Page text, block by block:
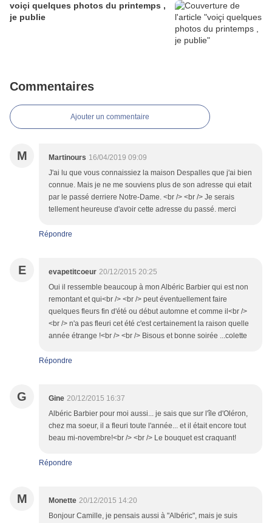
voiçi quelques photos du printemps ,
je publie
Commentaires
Ajouter un commentaire
M Martinours 16/04/2019 09:09
J'ai lu que vous connaissiez la maison Despalles que j'ai bien
connue. Mais je ne me souviens plus de son adresse qui etait
par le passé derriere Notre-Dame. <br /> <br /> Je serais
tellement heureuse d'avoir cette adresse du passé. merci
Répondre
E evapetitcoeur 20/12/2015 20:25
Oui il ressemble beaucoup à mon Albéric Barbier qui est non
remontant et qui<br /> <br /> peut éventuellement faire
quelques fleurs fin d'été ou début automne et comme il<br />
<br /> n'a pas fleuri cet été c'est certainement la raison quelle
année étrange !<br /> <br /> Bisous et bonne soirée ...colette
Répondre
G Gine 20/12/2015 16:37
Albéric Barbier pour moi aussi... je sais que sur l'île d'Oléron,
chez ma soeur, il a fleuri toute l'année... et il était encore tout
beau mi-novembre!<br /> <br /> Le bouquet est craquant!
Répondre
M Monette 20/12/2015 14:20
Bonjour Camille, je pensais aussi à "Albéric", mais je suis